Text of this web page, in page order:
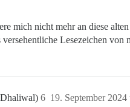
mich nicht mehr an diese
Lesezeichen
19. September 2024
6